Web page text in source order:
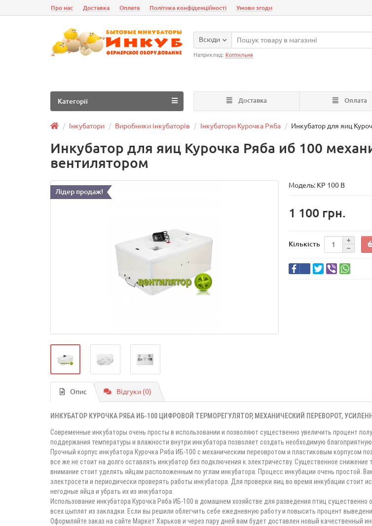
Про нас Доставка Оплата Політика конфіденційності Умови згоди
Всюди
Наприклад: Коптильня
Доставка Оплата
Категорії
Інкубатори Виробники інкубаторів Інкубатори Курочка Ряба Инкубатор для яиц
Инкубатор для яиц Курочка Ряба иб 100
вентилятором
Лідер продаж!
Модель: КР 100 В
1 100 грн.
Кількість
Опис Відгуки (0)
ИНКУБАТОР КУРОЧКА РЯБА ИБ-100 ЦИФРОВОЙ ТЕРМОРЕГУЛЯТОР, МЕХАНИЧЕСКИЙ ПЕРЕВОРОТ,
Современные инкубаторы очень просты в использовании и позволяют существенно увеличить процент
поддержания температуры и влажности внутри инкубатора позволяет создать необходимую
Прочный корпус инкубатора Курочка Ряба ИБ-100 с механическим переовротом и пластиковым корпусом
все же не стоит на долго оставлять инкубатор без подключения к электричеству. Существенное
внимание стоит уделять яйцам расположенным по углам инкубатора. Процесс инкубации очень простой.
электросети и периодически проверять работы инкубатора. Для проверки яиц во время инкубации стоит
негодные яйца и убрать их из инкубатора.
Использование инкубатора Курочка Ряба ИБ-100 в домашнем хозяйстве для разведения птиц существенно
всех цыплят из закладки. Если вы решили облегчить себе ежедневную работу и повысить процент
Оформляйте заказ на сайте Маркет Харьков и через пару дней вам будет доставлен новый качественный